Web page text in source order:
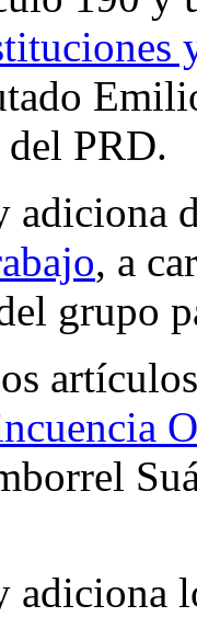
PRD.
adiciona
, a
grupo
adiciona